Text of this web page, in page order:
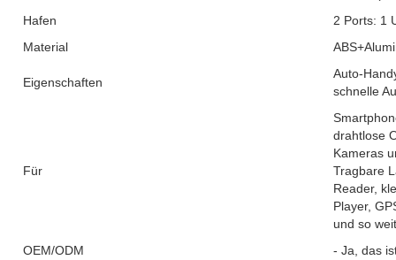
Hafen
2 Ports: 1
Material
Eigenschaften
Auto-
schnelle
Für
drahtlose
Kameras
Tragbare
Reader,
Player,
und so
OEM/ODM
- Ja, das